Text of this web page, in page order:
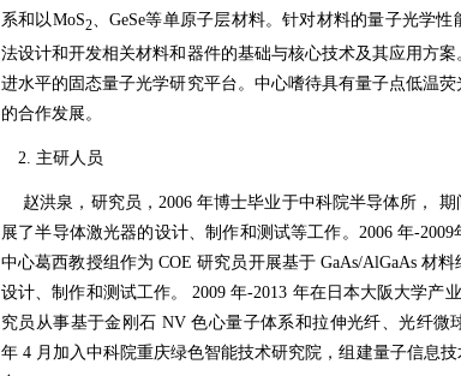
系和以MoS2、GeSe等单原子层材料。针对材料的量子光学
法设计和开发相关材料和器件的基础与核心技术及其应用方
进水平的固态量子光学研究平台。中心嗜待具有量子点低温
的合作发展。
2. 主研人员
赵洪泉，研究员， 2006年博士毕业于中科院半导体所，
展了半导体激光器的设计、制作和测试等工作。 2006 年-2009
中心葛西教授组作为 COE研究员开展基于GaAs/AlGaAs材料
设计、制作和测试工作。
2009年-2013 年在日本大阪大学产
究员从事基于金刚石 NV色心量子体系和拉伸光纤、光纤微
年 4 月加入中科院重庆绿色智能技术研究院，组建量子信息